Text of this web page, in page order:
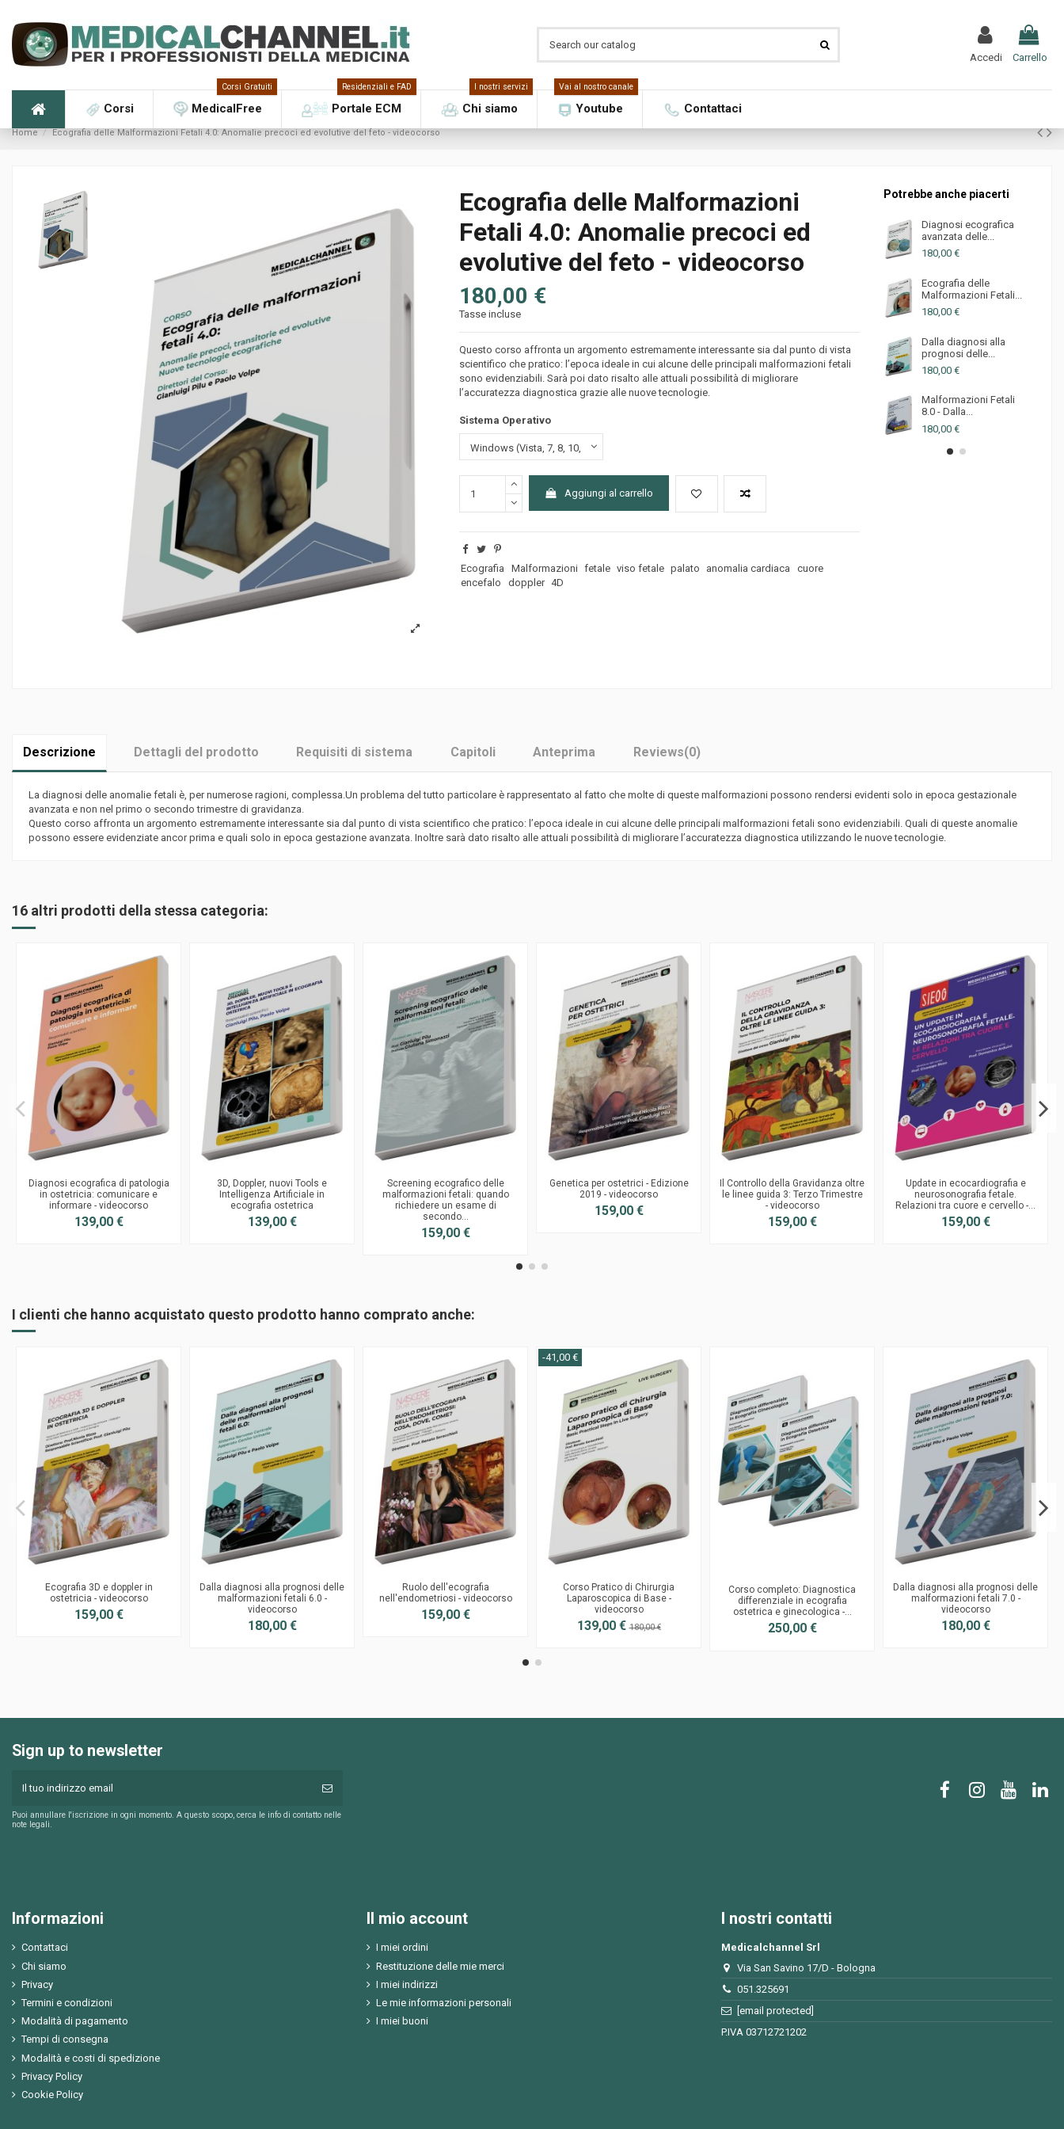
Accedi Carrello
Corsi MedicalFree
Corsi Gratuiti
Portale ECM
Residenziali e FAD
Chi siamo
I nostri servizi
Youtube
Vai al nostro canale
Contattaci
Home Ecografia delle Malformazioni Fetali 4.0: Anomalie precoci ed evolutive del feto - videocorso
Ecografia delle Malformazioni
Fetali 4.0: Anomalie precoci ed
evolutive del feto - videocorso
180,00 €
Tasse incluse
Questo corso affronta un argomento estremamente interessante sia dal punto di vista
scientifico che pratico: l’epoca ideale in cui alcune delle principali malformazioni fetali
sono evidenziabili. Sarà poi dato risalto alle attuali possibilità di migliorare
l’accuratezza diagnostica grazie alle nuove tecnologie.
Sistema Operativo
Aggiungi al carrello
Ecografia Malformazioni fetale viso fetale palato anomalia cardiaca
cuore
encefalo
doppler 4D
Potrebbe anche piacerti
Diagnosi ecografica
avanzata delle...
180,00 €
Ecografia delle
Malformazioni Fetali...
180,00 €
Dalla diagnosi alla
prognosi delle...
180,00 €
Malformazioni Fetali
8.0 - Dalla...
180,00 €
Descrizione Dettagli del prodotto Requisiti di sistema Capitoli Anteprima Reviews(0)
La diagnosi delle anomalie fetali è, per numerose ragioni, complessa.Un problema del tutto particolare è rappresentato al fatto che molte di queste malformazioni possono rendersi evidenti solo in epoca gestazionale
avanzata e non nel primo o secondo trimestre di gravidanza.
Questo corso affronta un argomento estremamente interessante sia dal punto di vista scientifico che pratico: l’epoca ideale in cui alcune delle principali malformazioni fetali sono evidenziabili. Quali di queste anomalie
possono essere evidenziate ancor prima e quali solo in epoca gestazione avanzata. Inoltre sarà dato risalto alle attuali possibilità di migliorare l’accuratezza diagnostica utilizzando le nuove tecnologie.
16 altri prodotti della stessa categoria:
Diagnosi ecografica di patologia
in ostetricia: comunicare e
informare - videocorso
139,00 €
3D, Doppler, nuovi Tools e
Intelligenza Artificiale in
ecografia ostetrica
139,00 €
Screening ecografico delle
malformazioni fetali: quando
richiedere un esame di
secondo...
159,00 €
Genetica per ostetrici - Edizione
2019 - videocorso
159,00 €
Il Controllo della Gravidanza oltre
le linee guida 3: Terzo Trimestre
- videocorso
159,00 €
Update in ecocardiografia e
neurosonografia fetale.
Relazioni tra cuore e cervello -...
159,00 €
I clienti che hanno acquistato questo prodotto hanno comprato anche:
Ecografia 3D e doppler in
ostetricia - videocorso
159,00 €
Dalla diagnosi alla prognosi delle
malformazioni fetali 6.0 -
videocorso
180,00 €
Ruolo dell'ecografia
nell'endometriosi - videocorso
159,00 €
-41,00 €
Corso Pratico di Chirurgia
Laparoscopica di Base -
videocorso
139,00 €180,00 €
Corso completo: Diagnostica
differenziale in ecografia
ostetrica e ginecologica -...
250,00 €
Dalla diagnosi alla prognosi delle
malformazioni fetali 7.0 -
videocorso
180,00 €
Sign up to newsletter
Puoi annullare l'iscrizione in ogni momento. A questo scopo, cerca le info di contatto nelle
note legali.
Informazioni
Contattaci
Chi siamo
Privacy
Termini e condizioni
Modalità di pagamento
Tempi di consegna
Modalità e costi di spedizione
Privacy Policy
Cookie Policy
Il mio account
I miei ordini
Restituzione delle mie merci
I miei indirizzi
Le mie informazioni personali
I miei buoni
I nostri contatti
Medicalchannel Srl
Via San Savino 17/D - Bologna
051.325691
[email protected]
P.IVA 03712721202